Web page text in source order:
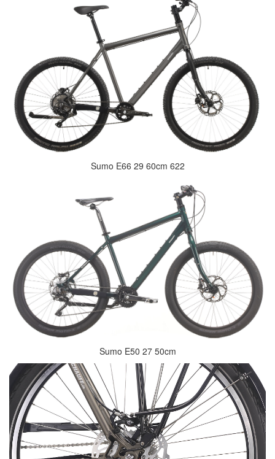
Sumo E66 29 60cm 622
Sumo E50 27 50cm